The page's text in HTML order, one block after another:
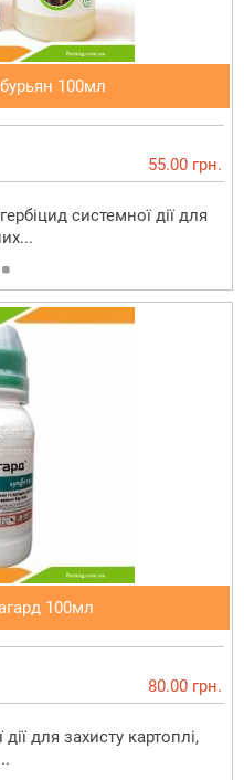
100мл
55.00 грн.
системної дії для
100мл
80.00 грн.
для захисту картоплі,